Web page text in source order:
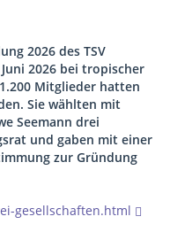
2026 des TSV
2026 bei tropischer
Mitglieder hatten
Sie wählten mit
Seemann drei
und gaben mit einer
zur Gründung
gesellschaften.html